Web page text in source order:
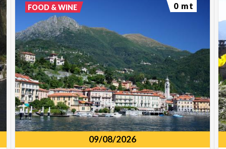
09/08/2026
FOOD & WINE 0 mt